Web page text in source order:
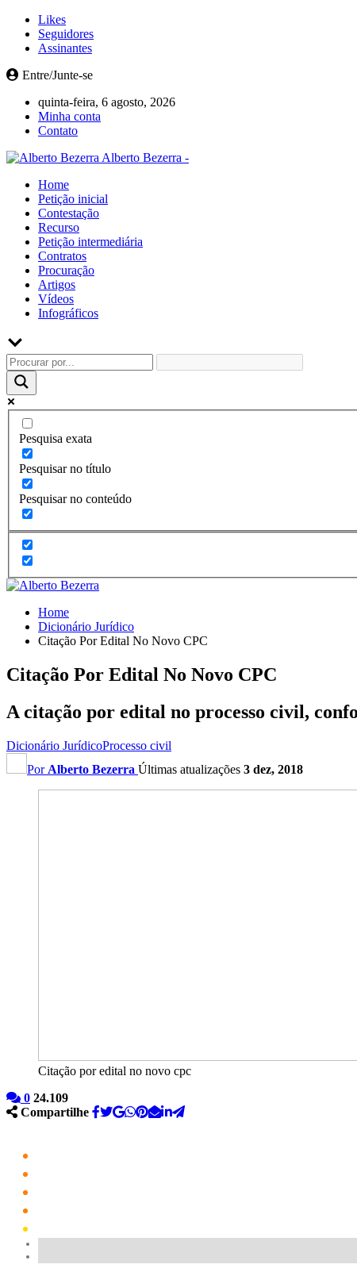
Likes
Seguidores
Assinantes
Entre/Junte-se
quinta-feira, 6 agosto, 2026
Minha conta
Contato
Alberto Bezerra -
Home
Petição inicial
Contestação
Recurso
Petição intermediária
Contratos
Procuração
Artigos
Vídeos
Infográficos
Pesquisa exata
Pesquisar no título
Pesquisar no conteúdo
Home
Dicionário Jurídico
Citação Por Edital No Novo CPC
Citação Por Edital No Novo CPC
A citação por edital no processo civil,
Dicionário JurídicoProcesso civil
Por Alberto Bezerra Últimas atualizações 3 dez, 2018
Citação por edital no novo cpc
0 24.109
Compartilhe